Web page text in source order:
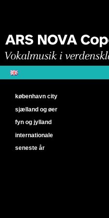
københavn city
sjælland og øer
fyn og jylland
internationale
seneste år